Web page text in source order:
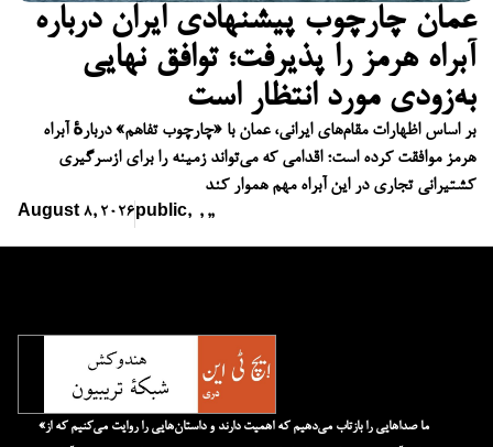
عمان چارچوب پیشنهادی ایران درباره
آبراه هرمز را پذیرفت؛ توافق نهایی
به‌زودی مورد انتظار است
بر اساس اظهارات مقام‌های ایرانی، عمان با «چارچوب تفاهم» دربارهٔ آبراه
هرمز موافقت کرده است؛ اقدامی که می‌تواند زمینه را برای ازسرگیری
کشتیرانی تجاری در این آبراه مهم هموار کند
August 8, 2026 public, ,,,
«ما صداهایی را بازتاب می‌دهیم که اهمیت دارند و داستان‌هایی را روایت می‌کنیم که از